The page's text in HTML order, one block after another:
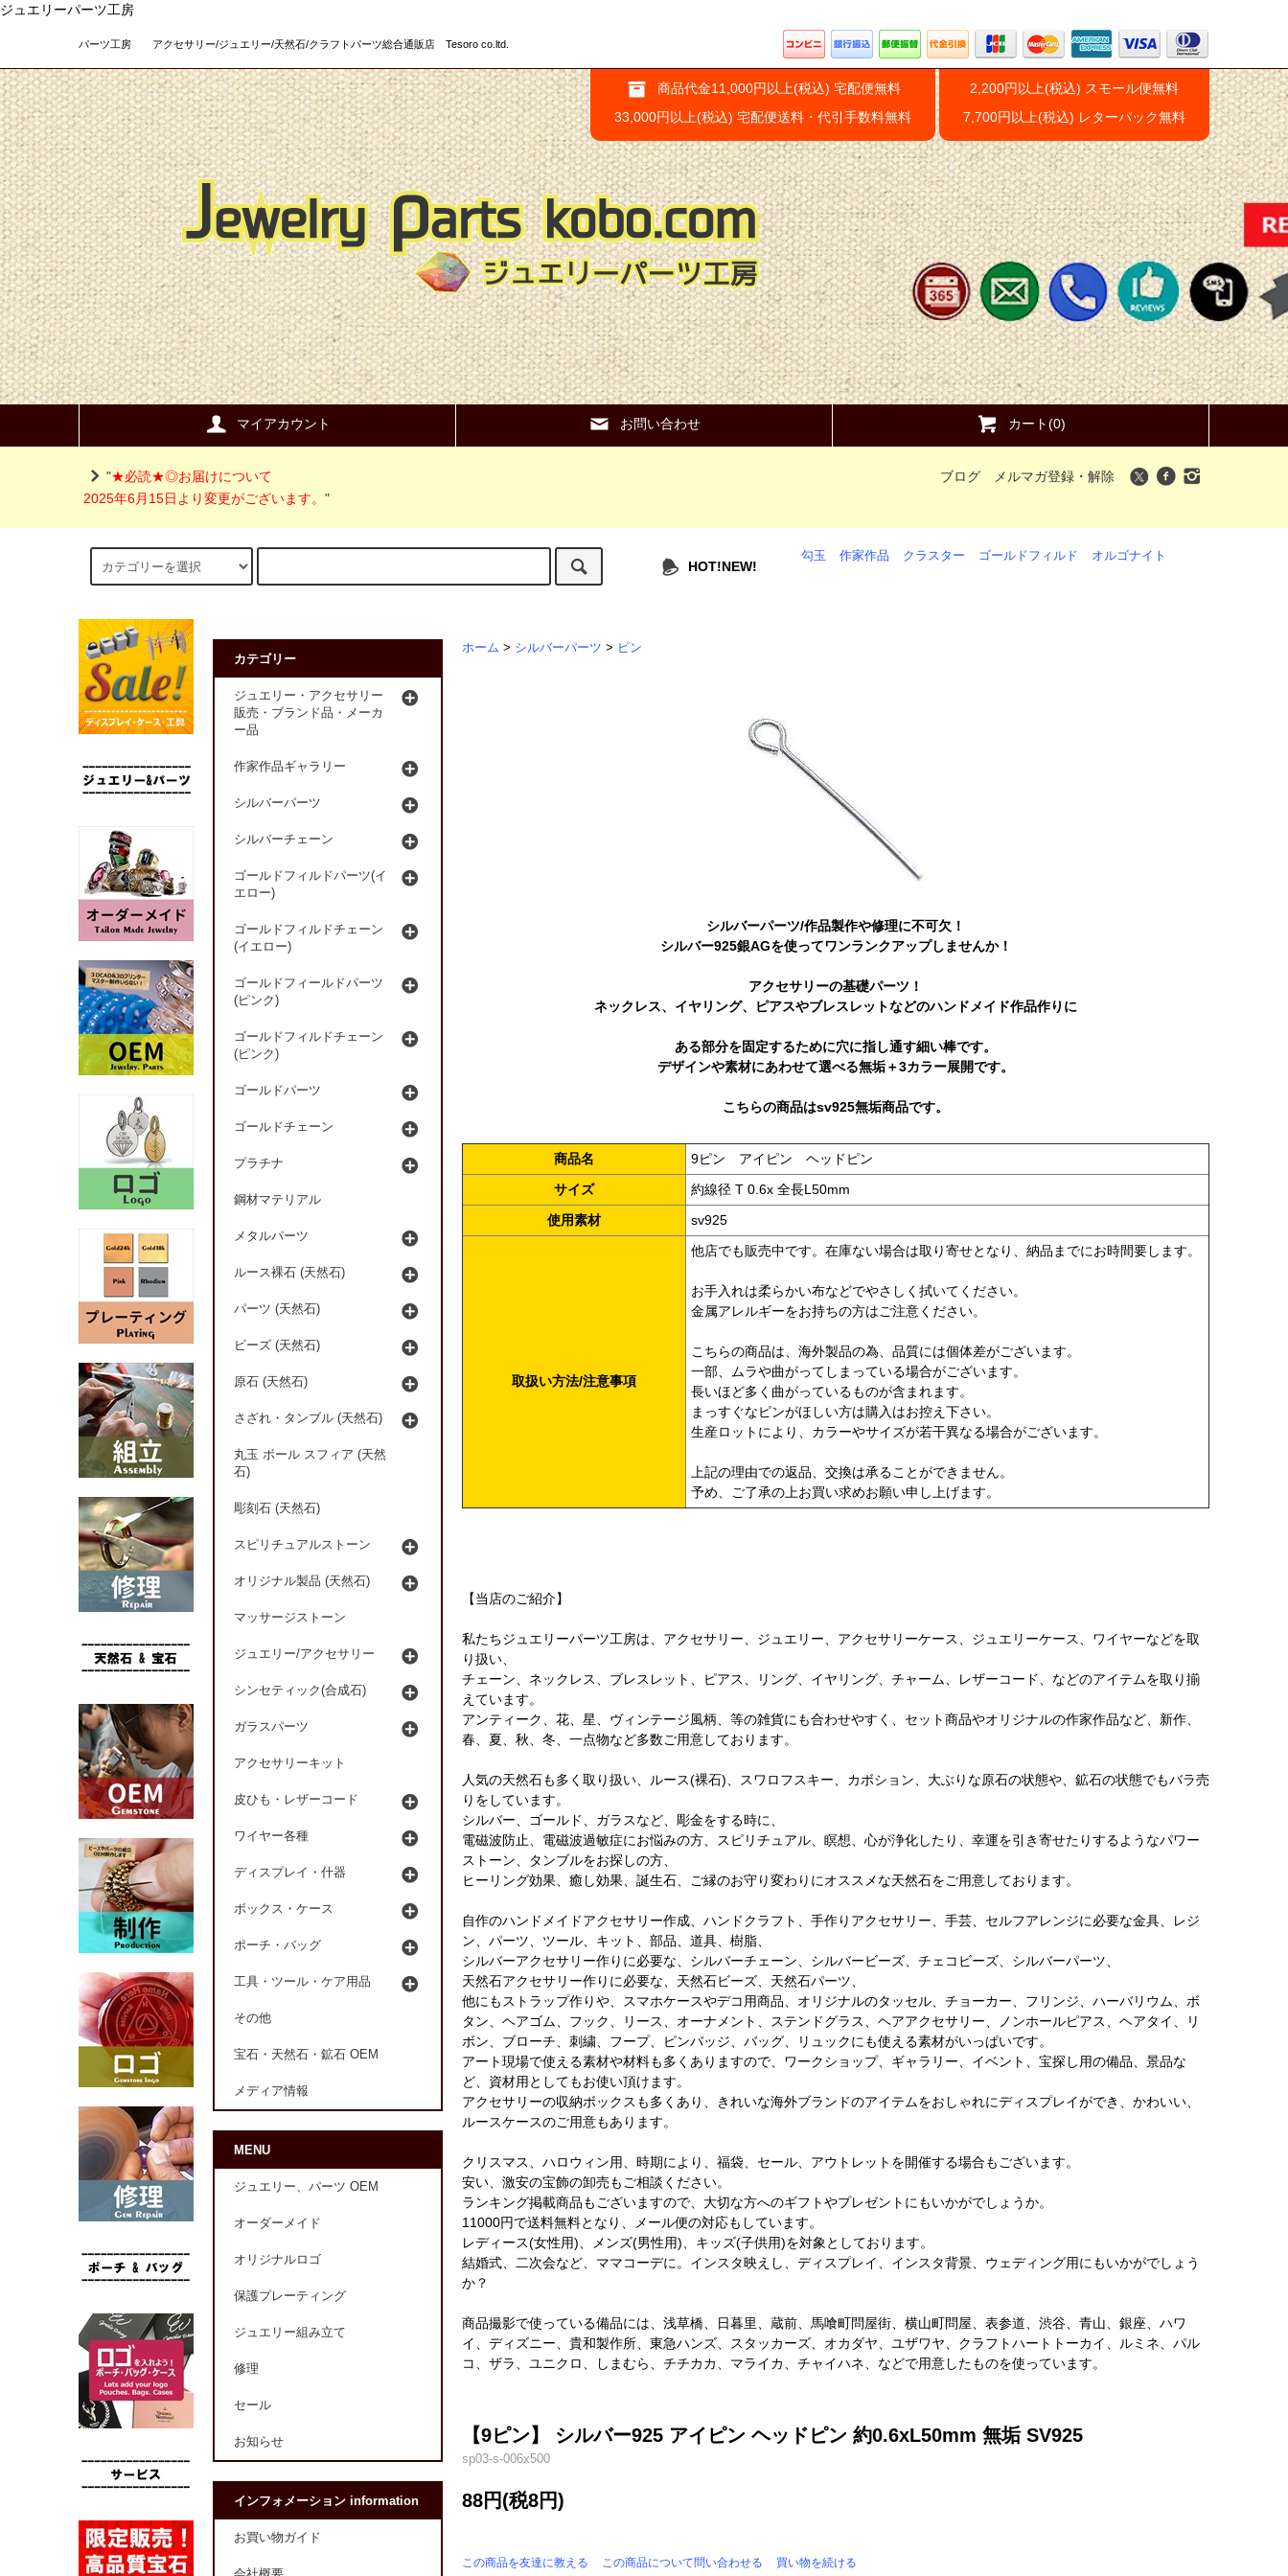
ジュエリーパーツ工房
パーツ工房 アクセサリー/ジュエリー/天然石/クラフトパーツ総合通販店 Tesoro co.ltd.
商品代金11,000円以上(税込) 宅配便無料
33,000円以上(税込) 宅配便送料・代引手数料無料
2,200円以上(税込) スモール便無料
7,700円以上(税込) レターパック無料
マイアカウント お問い合わせ カート(0)
"★必読★◎お届けについて
2025年6月15日より変更がございます。 "
ブログ メルマガ登録・解除
HOT!NEW!
勾玉 作家作品 クラスター ゴールドフィルド オルゴナイト
ホーム > シルバーパーツ > ピン
シルバーパーツ/作品製作や修理に不可欠！
シルバー925銀AGを使ってワンランクアップしませんか！
アクセサリーの基礎パーツ！
ネックレス、イヤリング、ピアスやブレスレットなどのハンドメイド作品作りに
ある部分を固定するために穴に指し通す細い棒です。
デザインや素材にあわせて選べる無垢＋3カラー展開です。
こちらの商品はsv925無垢商品です。
商品名
9ピン アイピン ヘッドピン
サイズ
約線径 T 0.6x 全長L50mm
使用素材
sv925
取扱い方法/注意事項
他店でも販売中です。在庫ない場合は取り寄せとなり、納品までにお時間要します。
お手入れは柔らかい布などでやさしく拭いてください。
金属アレルギーをお持ちの方はご注意ください。
こちらの商品は、海外製品の為、品質には個体差がございます。
一部、ムラや曲がってしまっている場合がございます。
長いほど多く曲がっているものが含まれます。
まっすぐなピンがほしい方は購入はお控え下さい。
生産ロットにより、カラーやサイズが若干異なる場合がございます。
上記の理由での返品、交換は承ることができません。
予め、ご了承の上お買い求めお願い申し上げます。
【当店のご紹介】
私たちジュエリーパーツ工房は、アクセサリー、ジュエリー、アクセサリーケース、ジュエリーケース、ワイヤーなどを取
り扱い、
チェーン、ネックレス、ブレスレット、ピアス、リング、イヤリング、チャーム、レザーコード、などのアイテムを取り揃
えています。
アンティーク、花、星、ヴィンテージ風柄、等の雑貨にも合わせやすく、セット商品やオリジナルの作家作品など、新作、
春、夏、秋、冬、一点物など多数ご用意しております。
人気の天然石も多く取り扱い、ルース(裸石)、スワロフスキー、カボション、大ぶりな原石の状態や、鉱石の状態でもバラ売
りをしています。
シルバー、ゴールド、ガラスなど、彫金をする時に、
電磁波防止、電磁波過敏症にお悩みの方、スピリチュアル、瞑想、心が浄化したり、幸運を引き寄せたりするようなパワー
ストーン、タンブルをお探しの方、
ヒーリング効果、癒し効果、誕生石、ご縁のお守り変わりにオススメな天然石をご用意しております。
自作のハンドメイドアクセサリー作成、ハンドクラフト、手作りアクセサリー、手芸、セルフアレンジに必要な金具、レジ
ン、パーツ、ツール、キット、部品、道具、樹脂、
シルバーアクセサリー作りに必要な、シルバーチェーン、シルバービーズ、チェコビーズ、シルバーパーツ、
天然石アクセサリー作りに必要な、天然石ビーズ、天然石パーツ、
他にもストラップ作りや、スマホケースやデコ用商品、オリジナルのタッセル、チョーカー、フリンジ、ハーバリウム、ボ
タン、ヘアゴム、フック、リース、オーナメント、ステンドグラス、ヘアアクセサリー、ノンホールピアス、ヘアタイ、リ
ボン、ブローチ、刺繍、フープ、ピンバッジ、バッグ、リュックにも使える素材がいっぱいです。
アート現場で使える素材や材料も多くありますので、ワークショップ、ギャラリー、イベント、宝探し用の備品、景品な
ど、資材用としてもお使い頂けます。
アクセサリーの収納ボックスも多くあり、きれいな海外ブランドのアイテムをおしゃれにディスプレイができ、かわいい、
ルースケースのご用意もあります。
クリスマス、ハロウィン用、時期により、福袋、セール、アウトレットを開催する場合もございます。
安い、激安の宝飾の卸売もご相談ください。
ランキング掲載商品もございますので、大切な方へのギフトやプレゼントにもいかがでしょうか。
11000円で送料無料となり、メール便の対応もしています。
レディース(女性用)、メンズ(男性用)、キッズ(子供用)を対象としております。
結婚式、二次会など、ママコーデに。インスタ映えし、ディスプレイ、インスタ背景、ウェディング用にもいかがでしょう
か？
商品撮影で使っている備品には、浅草橋、日暮里、蔵前、馬喰町問屋街、横山町問屋、表参道、渋谷、青山、銀座、ハワ
イ、ディズニー、貴和製作所、東急ハンズ、スタッカーズ、オカダヤ、ユザワヤ、クラフトハートトーカイ、ルミネ、パル
コ、ザラ、ユニクロ、しまむら、チチカカ、マライカ、チャイハネ、などで用意したものを使っています。
【9ピン】 シルバー925 アイピン ヘッドピン 約0.6xL50mm 無垢 SV925
sp03-s-006x500
88円(税8円)
この商品を友達に教える この商品について問い合わせる 買い物を続ける
カテゴリー
ジュエリー・アクセサリー
販売・ブランド品・メーカ
ー品
作家作品ギャラリー
シルバーパーツ
シルバーチェーン
ゴールドフィルドパーツ(イ
エロー)
ゴールドフィルドチェーン
(イエロー)
ゴールドフィールドパーツ
(ピンク)
ゴールドフィルドチェーン
(ピンク)
ゴールドパーツ
ゴールドチェーン
プラチナ
鋼材マテリアル
メタルパーツ
ルース裸石 (天然石)
パーツ (天然石)
ビーズ (天然石)
原石 (天然石)
さざれ・タンブル (天然石)
丸玉 ボール スフィア (天然
石)
彫刻石 (天然石)
スピリチュアルストーン
オリジナル製品 (天然石)
マッサージストーン
ジュエリー/アクセサリー
シンセティック(合成石)
ガラスパーツ
アクセサリーキット
皮ひも・レザーコード
ワイヤー各種
ディスプレイ・什器
ボックス・ケース
ポーチ・バッグ
工具・ツール・ケア用品
その他
宝石・天然石・鉱石 OEM
メディア情報
MENU
ジュエリー、パーツ OEM
オーダーメイド
オリジナルロゴ
保護プレーティング
ジュエリー組み立て
修理
セール
お知らせ
インフォメーション information
お買い物ガイド